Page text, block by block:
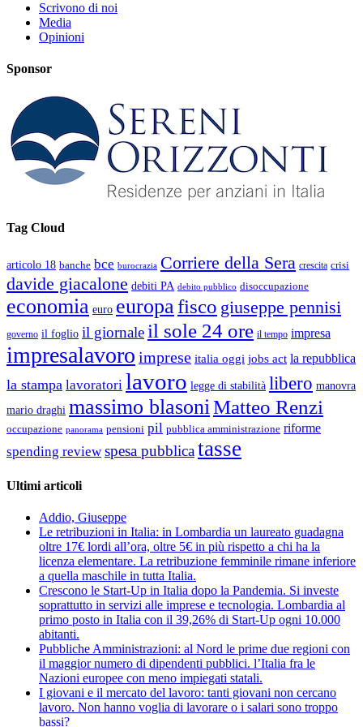
Scrivono di noi
Media
Opinioni
Sponsor
Tag Cloud
articolo 18 banche bce burocrazia Corriere della Sera crescita crisi
davide giacalone debiti PA debito pubblico disoccupazione
economia euro europa fisco giuseppe pennisi
governo il foglio il giornale il sole 24 ore il tempo impresa
impresalavoro imprese italia oggi jobs act la repubblica
la stampa lavoratori lavoro legge di stabilità libero manovra
mario draghi massimo blasoni Matteo Renzi
occupazione panorama pensioni pil pubblica amministrazione riforme
spending review spesa pubblicatasse
Ultimi articoli
Addio, Giuseppe
Le retribuzioni in Italia: in Lombardia un laureato guadagna
oltre 17€ lordi all’ora, oltre 5€ in più rispetto a chi ha la
licenza elementare. La retribuzione femminile rimane inferiore
a quella maschile in tutta Italia.
Crescono le Start-Up in Italia dopo la Pandemia. Si investe
soprattutto in servizi alle imprese e tecnologia. Lombardia al
primo posto in Italia con il 39,26% di Start-Up ogni 10.000
abitanti.
Pubbliche Amministrazioni: al Nord le prime due regioni con
il maggior numero di dipendenti pubblici. l’Italia fra le
Nazioni europee con meno impiegati statali.
I giovani e il mercato del lavoro: tanti giovani non cercano
lavoro. Non hanno voglia di lavorare o i salari sono troppo
bassi?